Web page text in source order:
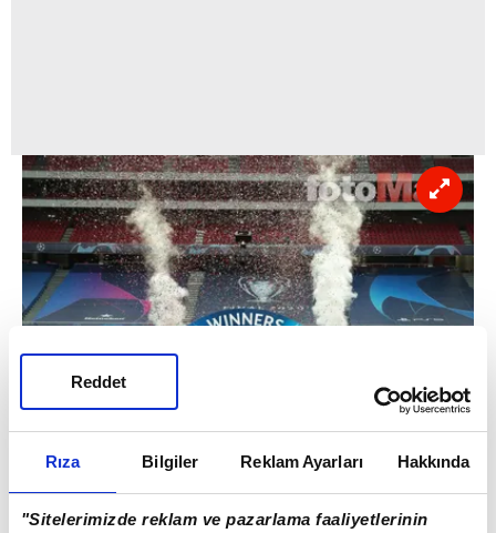
Rıza Bilgiler Reklam Ayarları Hakkında
"Sitelerimizde reklam ve pazarlama faaliyetlerinin
Reddet